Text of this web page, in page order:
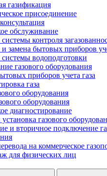
газификация
присоединение
обслуживание
контроля
и замена бытовых приборов
системы водоподготовки
газового оборудования
приборов учета газа
газа
оборудования
оборудования
диагностирование
газового
и вторичное подключение
на коммерческое
для физических лиц